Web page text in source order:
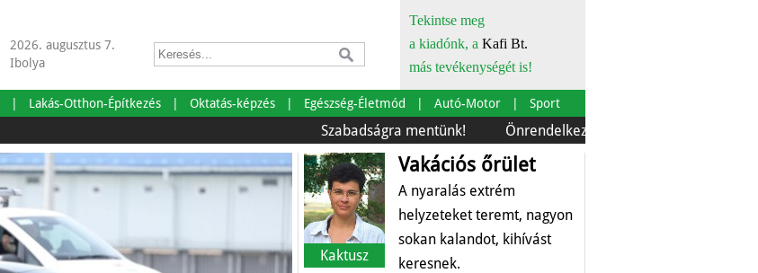
2026. augusztus 7.
Ibolya
Tekintse meg
a kiadónk, a Kafi Bt.
más tevékenységét is!
Lakás-Otthon-Építkezés Oktatás-képzés Egészség-Életmód Autó-Motor Sport
Szabadságra mentünk! Önrendelkezés és szürkebarát
Kaktusz
Vakációs őrület
A nyaralás extrém
helyzeteket teremt, nagyon
sokan kalandot, kihívást
keresnek.